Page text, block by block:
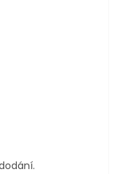
5 hvězdiček.
5 hvězdiček.
5 hvězdiček.